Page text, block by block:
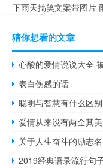
下雨天搞笑文案带图片
以发的幽默句子
猜你想看的文章
心酸的爱情说说大全
表白伤感的话
聪明与智慧有什么区
爱情从来没有两全其
关于人生奋斗的励志
2019经典语录流行句